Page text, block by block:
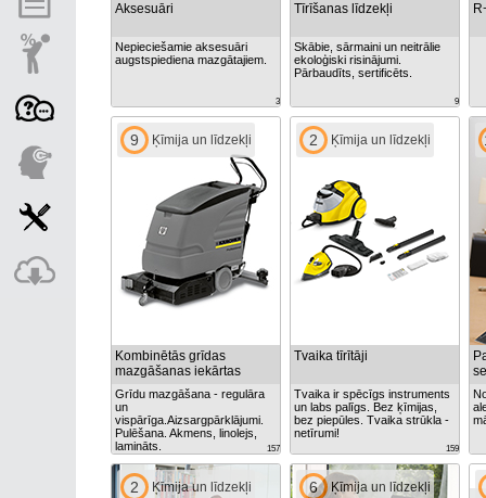
3
Aksesuāri
Nepieciešamie aksesuāri
augstspiediena mazgātajiem.
9
Tīrīšanas līdzekļi
Skābie, sārmaini un neitrālie
ekoloģiski risinājumi.
Pārbaudīts, sertificēts.
157
9 Ķīmija un līdzekļi
Kombinētās grīdas
mazgāšanas iekārtas
Grīdu mazgāšana - regulāra
un
vispārīga.Aizsargpārklājumi.
Pulēšana. Akmens, linolejs,
lamināts.
159
2 Ķīmija un līdzekļi
Tvaika tīrītāji
Tvaika ir spēcīgs instruments
un labs palīgs. Bez ķīmijas,
bez piepūles. Tvaika strūkla -
netīrumi!
2 Ķīmija un līdzekļi 6 Ķīmija un līdzekļi